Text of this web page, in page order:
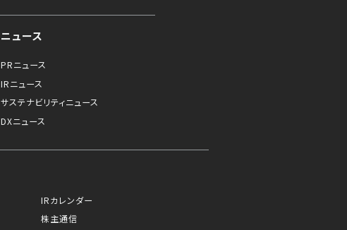
ニュース
PRニュース
IRニュース
サステナビリティニュース
DXニュース
IRカレンダー
株主通信